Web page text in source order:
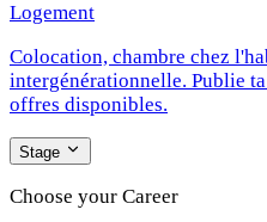
Logement
Colocation, chambre chez
intergénérationnelle. Publie
offres disponibles.
Stage
Choose your Career